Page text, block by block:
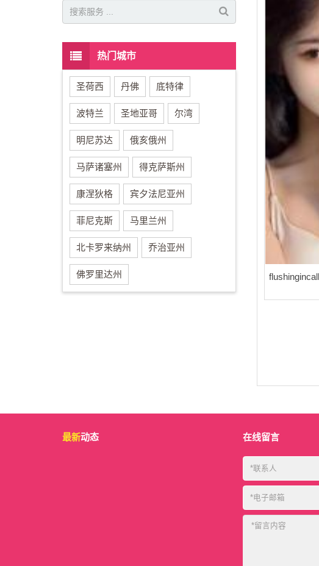
热门城市
圣荷西 丹佛 底特律
波特兰 圣地亚哥 尔湾
明尼苏达 俄亥俄州
马萨诸塞州 得克萨斯州
康涅狄格 宾夕法尼亚州
菲尼克斯 马里兰州
北卡罗来纳州 乔治亚州
佛罗里达州
最新动态 在线留言